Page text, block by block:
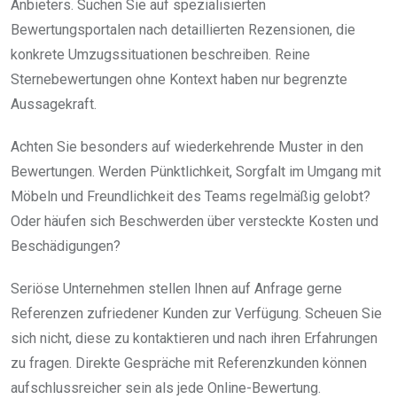
Anbieters. Suchen Sie auf spezialisierten
Bewertungsportalen nach detaillierten Rezensionen, die
konkrete Umzugssituationen beschreiben. Reine
Sternebewertungen ohne Kontext haben nur begrenzte
Aussagekraft.
Achten Sie besonders auf wiederkehrende Muster in den
Bewertungen. Werden Pünktlichkeit, Sorgfalt im Umgang mit
Möbeln und Freundlichkeit des Teams regelmäßig gelobt?
Oder häufen sich Beschwerden über versteckte Kosten und
Beschädigungen?
Seriöse Unternehmen stellen Ihnen auf Anfrage gerne
Referenzen zufriedener Kunden zur Verfügung. Scheuen Sie
sich nicht, diese zu kontaktieren und nach ihren Erfahrungen
zu fragen. Direkte Gespräche mit Referenzkunden können
aufschlussreicher sein als jede Online-Bewertung.